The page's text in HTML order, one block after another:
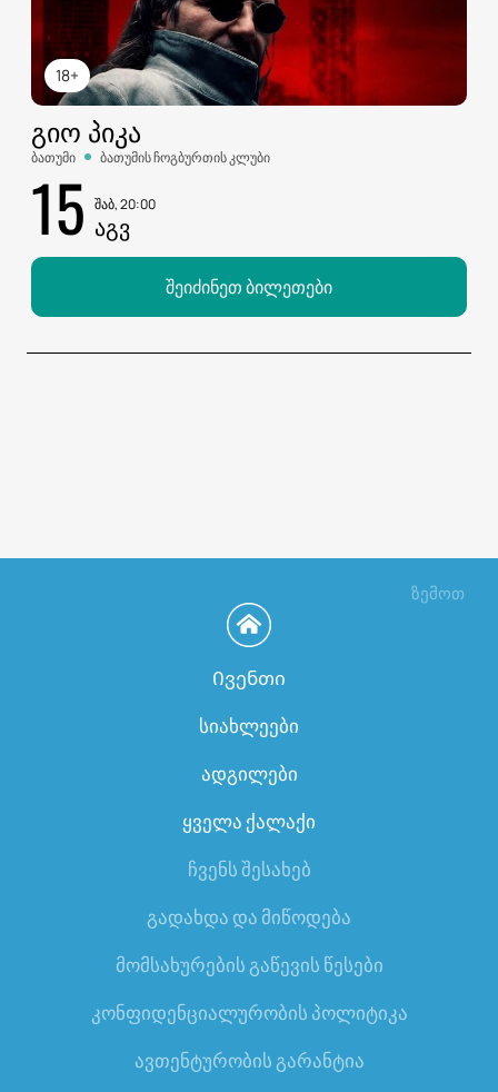
18+
ᲒᲘᲝ ᲞᲘᲙᲐ
ბათუმი ბათუმის ჩოგბურთის კლუბი
15 შაბ, 20:00
ᲐᲒᲕ
შეიძინეთ ბილეთები
ზემოთ
Ივენთი
სიახლეები
ადგილები
ყველა ქალაქი
ჩვენს შესახებ
გადახდა და მიწოდება
მომსახურების გაწევის წესები
კონფიდენციალურობის პოლიტიკა
ავთენტურობის გარანტია